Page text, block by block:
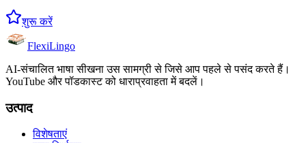
शुरू करें
FlexiLingo
AI-संचालित भाषा सीखना उस सामग्री से जिसे आप पहले से पसंद करते हैं।
YouTube और पॉडकास्ट को धाराप्रवाहता में बदलें।
उत्पाद
विशेषताएं